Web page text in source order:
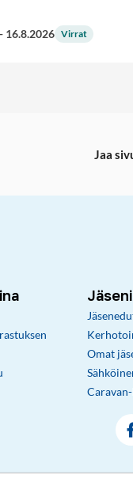
- 16.8.2026 Virrat
Jaa
Omat